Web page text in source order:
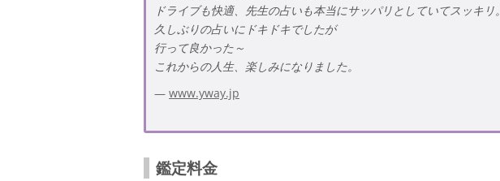
ドライブも快適、先生の占いも本当にサッパリとしていてスッキリ。
久しぶりの占いにドキドキでしたが
行って良かった～
これからの人生、楽しみになりました。
www.yway.jp
鑑定料金